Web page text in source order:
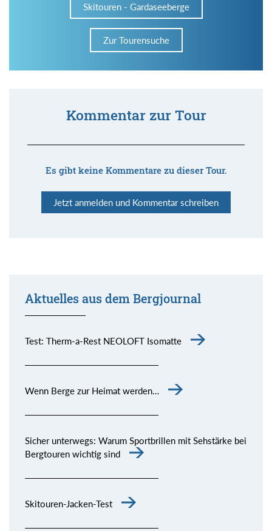
Skitouren - Gardaseeberge
Zur Tourensuche
Kommentar zur Tour
Es gibt keine Kommentare zu dieser Tour.
Jetzt anmelden und Kommentar schreiben
Aktuelles aus dem Bergjournal
Test: Therm-a-Rest NEOLOFT Isomatte
Wenn Berge zur Heimat werden…
Sicher unterwegs: Warum Sportbrillen mit Sehstärke bei
Bergtouren wichtig sind
Skitouren-Jacken-Test